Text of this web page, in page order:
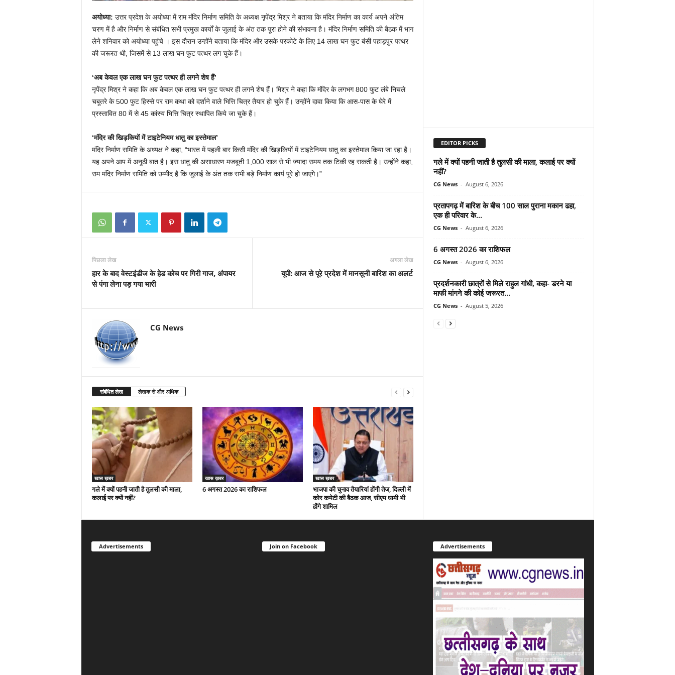
अयोध्या: उत्तर प्रदेश के अयोध्या में राम मंदिर निर्माण समिति के अध्यक्ष नृपेंद्र मिश्र ने बताया कि मंदिर निर्माण का कार्य अपने अंतिम
चरण में है और निर्माण से संबंधित सभी प्रमुख कार्यों के जुलाई के अंत तक पूरा होने की संभावना है। मंदिर निर्माण समिति की बैठक में भाग
लेने शनिवार को अयोध्या पहुंचे । इस दौरान उन्होंने बताया कि मंदिर और उसके परकोटे के लिए 14 लाख घन फुट बंसी पहाड़पुर पत्थर
की जरूरत थी, जिसमें से 13 लाख घन फुट पत्थर लग चुके हैं।
‘अब केवल एक लाख घन फुट पत्थर ही लगने शेष हैं’
नृपेंद्र मिश्र ने कहा कि अब केवल एक लाख घन फुट पत्थर ही लगने शेष हैं। मिश्र ने कहा कि मंदिर के लगभग 800 फुट लंबे निचले
चबूतरे के 500 फुट हिस्से पर राम कथा को दर्शाने वाले भित्ति चित्र तैयार हो चुके हैं। उन्होंने दावा किया कि आस-पास के घेरे में
प्रस्तावित 80 में से 45 कांस्य भित्ति चित्र स्थापित किये जा चुके हैं।
‘मंदिर की खिड़कियों में टाइटेनियम धातु का इस्तेमाल’
मंदिर निर्माण समिति के अध्यक्ष ने कहा, “भारत में पहली बार किसी मंदिर की खिड़कियों में टाइटेनियम धातु का इस्तेमाल किया जा रहा है।
यह अपने आप में अनूठी बात है। इस धातु की असाधारण मजबूती 1,000 साल से भी ज्यादा समय तक टिकी रह सकती है। उन्होंने कहा,
राम मंदिर निर्माण समिति को उम्मीद है कि जुलाई के अंत तक सभी बड़े निर्माण कार्य पूरे हो जाएंगे।”
पिछला लेख
हार के बाद वेस्‍टइंडीज के हेड कोच पर गिरी गाज, अंपायर
से पंगा लेना पड़ गया भारी
अगला लेख
यूपी: आज से पूरे प्रदेश में मानसूनी बारिश का अलर्ट
CG News
संबंधित लेख लेखक से और अधिक
खास ख़बर
गले में क्यों पहनी जाती है तुलसी की माला,
कलाई पर क्यों नहीं?
खास ख़बर
6 अगस्त 2026 का राशिफल
खास ख़बर
भाजपा की चुनाव तैयारियां होंगी तेज, दिल्ली में
कोर कमेटी की बैठक आज, सीएम धामी भी
होंगे शामिल
EDITOR PICKS
गले में क्यों पहनी जाती है तुलसी की माला, कलाई पर क्यों
नहीं?
CG News - August 6, 2026
प्रतापगढ़ में बारिश के बीच 100 साल पुराना मकान ढहा,
एक ही परिवार के...
CG News - August 6, 2026
6 अगस्त 2026 का राशिफल
CG News - August 6, 2026
प्रदर्शनकारी छात्रों से मिले राहुल गांधी, कहा- डरने या
माफी मांगने की कोई जरूरत...
CG News - August 5, 2026
Advertisements Join on Facebook Advertisements